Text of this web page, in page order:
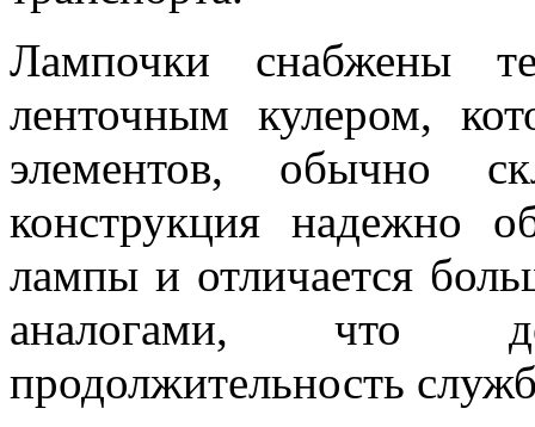
Лампочки снабжены
ленточным кулером,
элементов, обычно
конструкция надежно
лампы и отличается
аналогами, что
продолжительность